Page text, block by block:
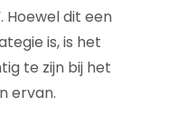
dit een
is, is het
te zijn bij het
ervan.